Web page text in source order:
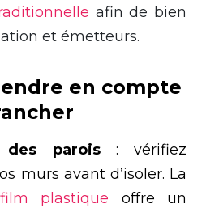
afin de bien
et émetteurs.
en compte
des parois: vérifiez
murs avant d’isoler. La
plastique offre un